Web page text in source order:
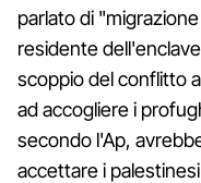
parlato di
residente
scoppio del conflitto
ad accogliere i
secondo l'Ap,
accettare i